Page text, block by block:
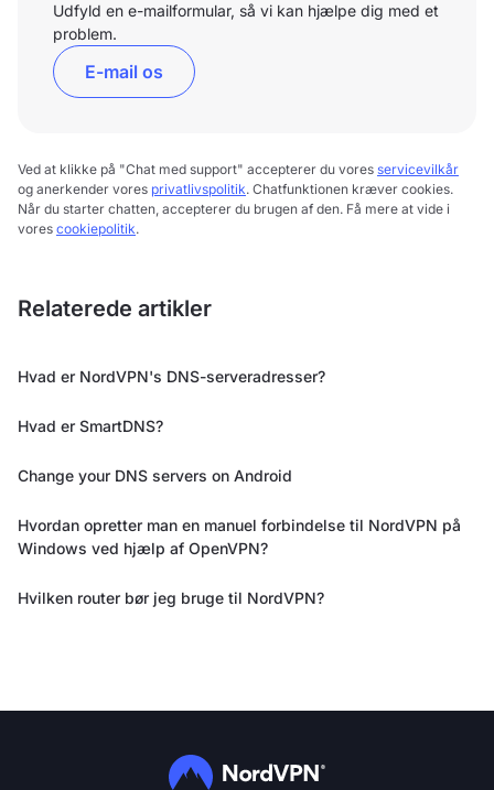
Udfyld en e-mailformular, så vi kan hjælpe dig med et
problem.
E-mail os
Ved at klikke på "Chat med support" accepterer du vores servicevilkår
og anerkender vores privatlivspolitik. Chatfunktionen kræver cookies.
Når du starter chatten, accepterer du brugen af den. Få mere at vide i
vores cookiepolitik.
Relaterede artikler
Hvad er NordVPN's DNS-serveradresser?
Hvad er SmartDNS?
Change your DNS servers on Android
Hvordan opretter man en manuel forbindelse til NordVPN på
Windows ved hjælp af OpenVPN?
Hvilken router bør jeg bruge til NordVPN?